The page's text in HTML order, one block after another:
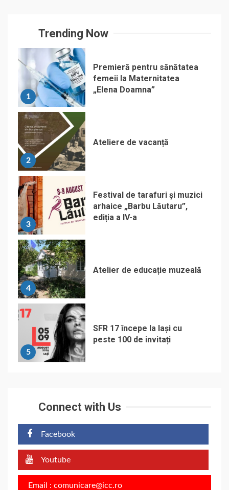
Trending Now
1
Premieră pentru sănătatea
femeii la Maternitatea
„Elena Doamna”
2
Ateliere de vacanță
3
Festival de tarafuri și muzici
arhaice „Barbu Lăutaru”,
ediția a IV-a
4
Atelier de educație muzeală
5
SFR 17 începe la Iași cu
peste 100 de invitați
Connect with Us
Facebook
Youtube
Email : comunicare@icc.ro